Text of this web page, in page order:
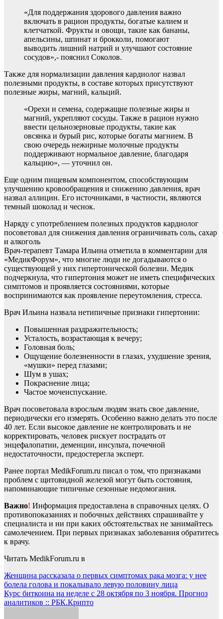
«Для поддержания здорового давления важно
включать в рацион продукты, богатые калием и
клетчаткой. Фрукты и овощи, такие как бананы,
апельсины, шпинат и брокколи, помогают
выводить лишний натрий и улучшают состояние
сосудов»,- пояснил Соколов.
Также для нормализации давления кардиолог назвал
полезными продукты, в составе которых присутствуют
полезные жиры, магний, кальций.
«Орехи и семена, содержащие полезные жиры и
магний, укрепляют сосуды. Также в рацион нужно
ввести цельнозерновые продукты, такие как
овсянка и бурый рис, которые богаты магнием. В
свою очередь нежирные молочные продукты
поддерживают нормальное давление, благодаря
кальцию», — уточнил он.
Еще одним пищевым компонентом, способствующим
улучшению кровообращения и снижению давления, врач
назвал аллицин. Его источниками, в частности, являются
темный шоколад и чеснок.
Наряду с употреблением полезных продуктов кардиолог
посоветовал для снижения давления ограничивать соль, сахар
и алкоголь
Врач-терапевт Тамара Ильина отметила в комментарии для
«МедикФорум», что многие люди не догадываются о
существующей у них гипертонической болезни. Медик
подчеркнула, что гипертония может не иметь специфических
симптомов и проявляется состояниями, которые
воспринимаются как проявление переутомления, стресса.
Врач Ильина назвала нетипичные признаки гипертонии:
Повышенная раздражительность;
Усталость, возрастающая к вечеру;
Головная боль;
Ощущение болезненности в глазах, ухудшение зрения,
«мушки» перед глазами;
Шум в ушах;
Покраснение лица;
Частое мочеиспускание.
Врач посоветовала взрослым людям знать свое давление,
периодически его измерять. Особенно важно делать это после
40 лет. Если высокое давление не контролировать и не
корректировать, человек рискует пострадать от
энцефалопатии, деменции, инсульта, почечной
недостаточности, предостерегла эксперт.
Ранее портал MedikForum.ru писал о том, что признаками
проблем с щитовидной железой могут быть состояния,
напоминающие типичные сезонные недомогания.
Важно! Информация предоставлена в справочных целях. О
противопоказаниях и побочных действиях спрашивайте у
специалиста и ни при каких обстоятельствах не занимайтесь
самолечением. При первых признаках заболевания обратитесь
к врачу.
Читать MedikForum.ru в
Навигация
по
записям
Женщина рассказала о первых симптомах рака мозга: у нее
болела голова и покалывало левую половину лица
Курс биткоина на неделе с 28 октября по 3 ноября. Прогноз
аналитиков :: РБК.Крипто